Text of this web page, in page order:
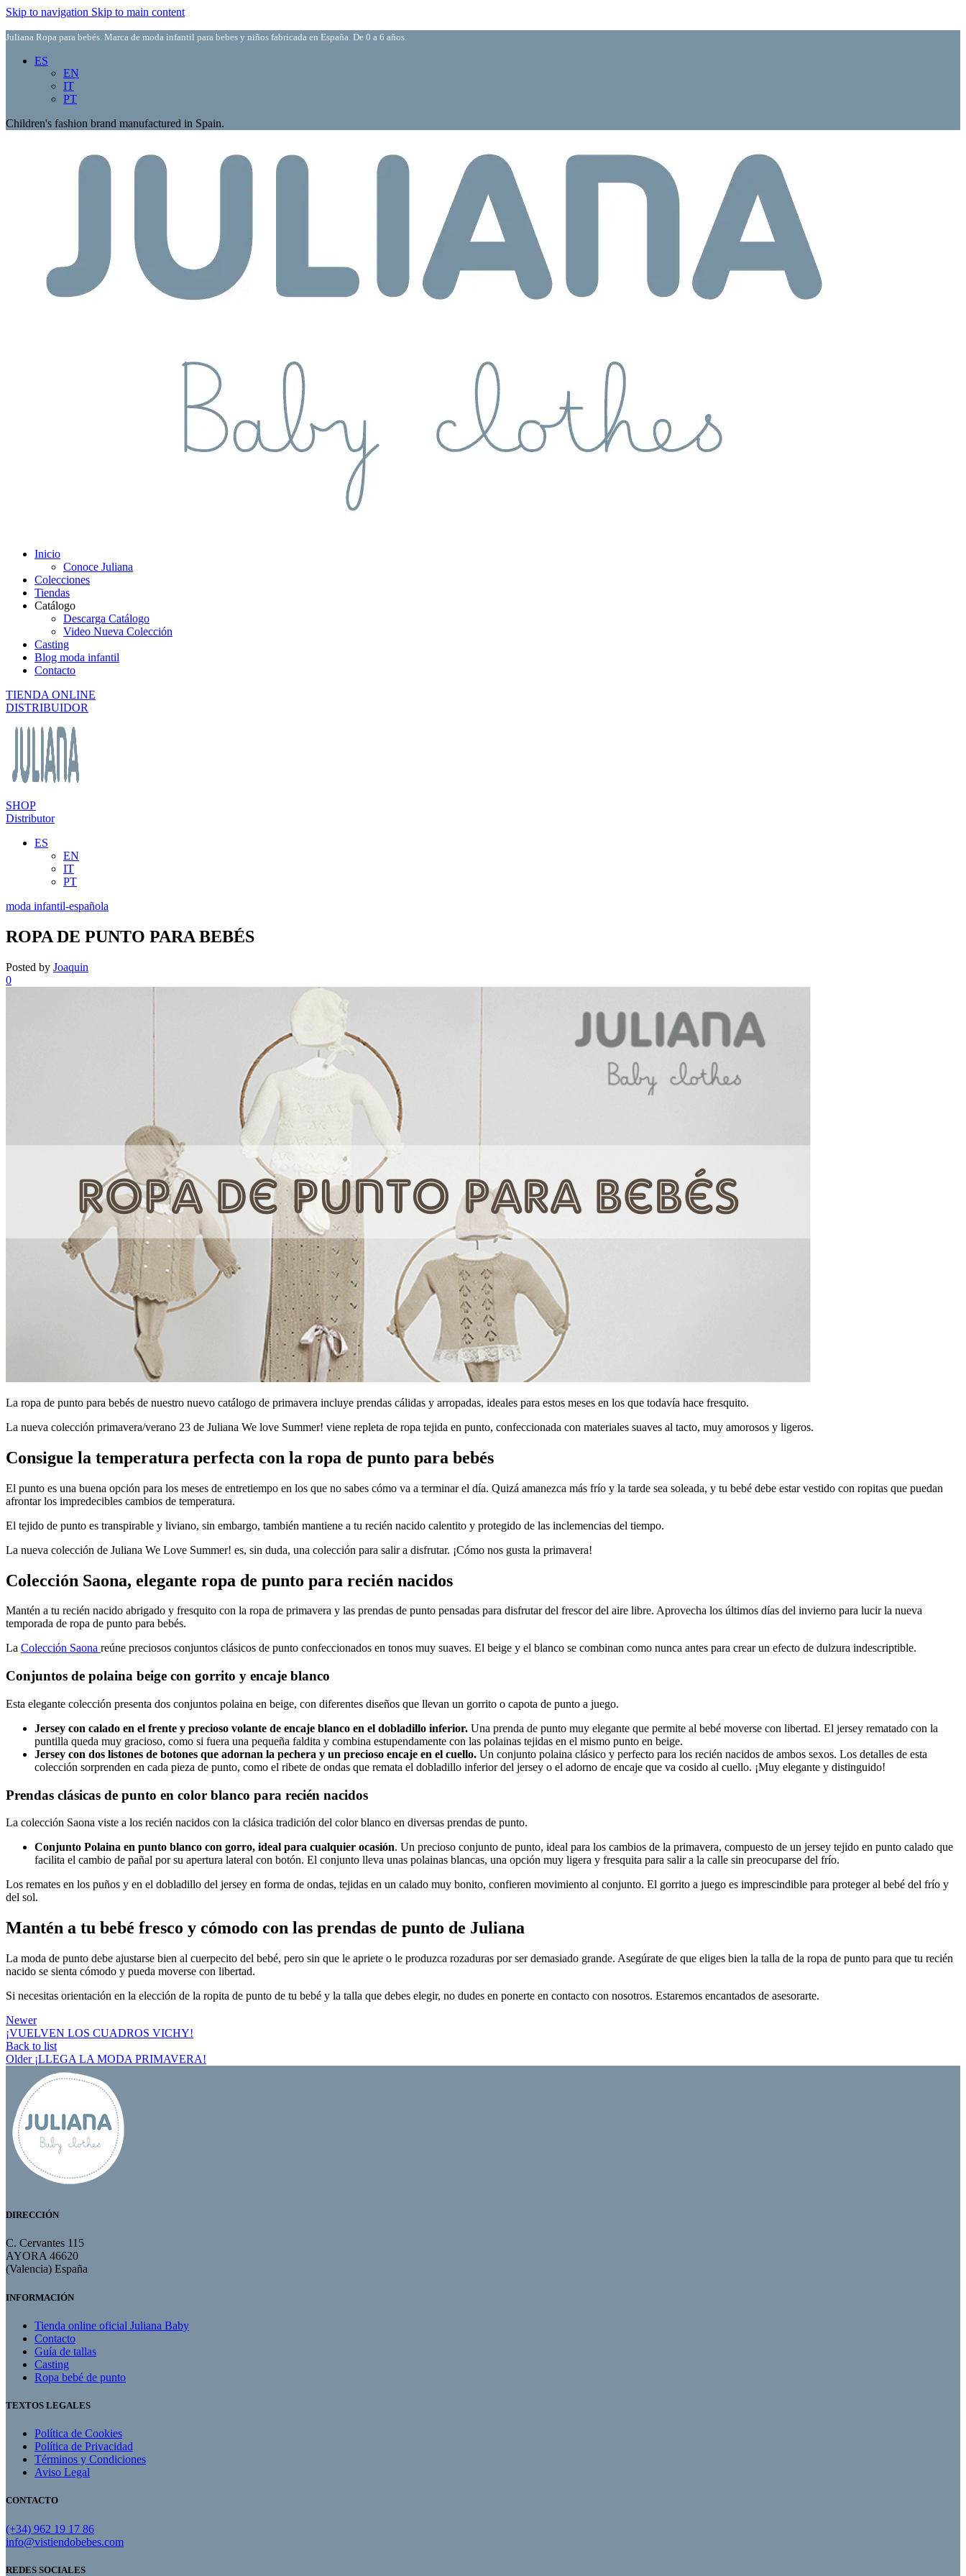
Skip to navigation Skip to main content
Juliana Ropa para bebés. Marca de moda infantil para bebes y niños fabricada en España. De 0 a 6 años.
ES
EN
IT
PT
Children's fashion brand manufactured in Spain.
Inicio
Conoce Juliana
Colecciones
Tiendas
Catálogo
Descarga Catálogo
Video Nueva Colección
Casting
Blog moda infantil
Contacto
TIENDA ONLINE
DISTRIBUIDOR
SHOP
Distributor
ES
EN
IT
PT
moda infantil-española
ROPA DE PUNTO PARA BEBÉS
Posted by Joaquin
0
La ropa de punto para bebés de nuestro nuevo catálogo de primavera incluye prendas cálidas y arropadas, ideales para estos meses en los que todavía hace fresquito.
La nueva colección primavera/verano 23 de Juliana We love Summer! viene repleta de ropa tejida en punto, confeccionada con materiales suaves al tacto, muy amorosos y ligeros.
Consigue la temperatura perfecta con la ropa de punto para bebés
El punto es una buena opción para los meses de entretiempo en los que no sabes cómo va a terminar el día. Quizá amanezca más frío y la tarde sea soleada, y tu bebé debe estar vestido con ropitas que puedan
afrontar los impredecibles cambios de temperatura.
El tejido de punto es transpirable y liviano, sin embargo, también mantiene a tu recién nacido calentito y protegido de las inclemencias del tiempo.
La nueva colección de Juliana We Love Summer! es, sin duda, una colección para salir a disfrutar. ¡Cómo nos gusta la primavera!
Colección Saona, elegante ropa de punto para recién nacidos
Mantén a tu recién nacido abrigado y fresquito con la ropa de primavera y las prendas de punto pensadas para disfrutar del frescor del aire libre. Aprovecha los últimos días del invierno para lucir la nueva
temporada de ropa de punto para bebés.
La Colección Saona reúne preciosos conjuntos clásicos de punto confeccionados en tonos muy suaves. El beige y el blanco se combinan como nunca antes para crear un efecto de dulzura indescriptible.
Conjuntos de polaina beige con gorrito y encaje blanco
Esta elegante colección presenta dos conjuntos polaina en beige, con diferentes diseños que llevan un gorrito o capota de punto a juego.
Jersey con calado en el frente y precioso volante de encaje blanco en el dobladillo inferior. Una prenda de punto muy elegante que permite al bebé moverse con libertad. El jersey rematado con la
puntilla queda muy gracioso, como si fuera una pequeña faldita y combina estupendamente con las polainas tejidas en el mismo punto en beige.
Jersey con dos listones de botones que adornan la pechera y un precioso encaje en el cuello. Un conjunto polaina clásico y perfecto para los recién nacidos de ambos sexos. Los detalles de esta
colección sorprenden en cada pieza de punto, como el ribete de ondas que remata el dobladillo inferior del jersey o el adorno de encaje que va cosido al cuello. ¡Muy elegante y distinguido!
Prendas clásicas de punto en color blanco para recién nacidos
La colección Saona viste a los recién nacidos con la clásica tradición del color blanco en diversas prendas de punto.
Conjunto Polaina en punto blanco con gorro, ideal para cualquier ocasión. Un precioso conjunto de punto, ideal para los cambios de la primavera, compuesto de un jersey tejido en punto calado que
facilita el cambio de pañal por su apertura lateral con botón. El conjunto lleva unas polainas blancas, una opción muy ligera y fresquita para salir a la calle sin preocuparse del frío.
Los remates en los puños y en el dobladillo del jersey en forma de ondas, tejidas en un calado muy bonito, confieren movimiento al conjunto. El gorrito a juego es imprescindible para proteger al bebé del frío y
del sol.
Mantén a tu bebé fresco y cómodo con las prendas de punto de Juliana
La moda de punto debe ajustarse bien al cuerpecito del bebé, pero sin que le apriete o le produzca rozaduras por ser demasiado grande. Asegúrate de que eliges bien la talla de la ropa de punto para que tu recién
nacido se sienta cómodo y pueda moverse con libertad.
Si necesitas orientación en la elección de la ropita de punto de tu bebé y la talla que debes elegir, no dudes en ponerte en contacto con nosotros. Estaremos encantados de asesorarte.
Newer
¡VUELVEN LOS CUADROS VICHY!
Back to list
Older ¡LLEGA LA MODA PRIMAVERA!
DIRECCIÓN
C. Cervantes 115
AYORA 46620
(Valencia) España
INFORMACIÓN
Tienda online oficial Juliana Baby
Contacto
Guía de tallas
Casting
Ropa bebé de punto
TEXTOS LEGALES
Política de Cookies
Política de Privacidad
Términos y Condiciones
Aviso Legal
CONTACTO
(+34) 962 19 17 86
info@vistiendobebes.com
REDES SOCIALES